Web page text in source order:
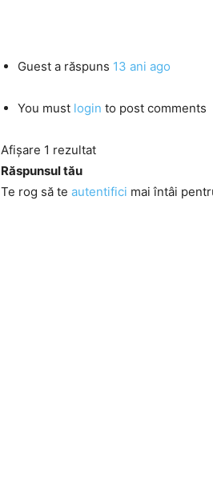
Guest a răspuns 13 ani ago
You must login to post comments
Afișare 1 rezultat
Răspunsul tău
Te rog să te autentifici mai întâi